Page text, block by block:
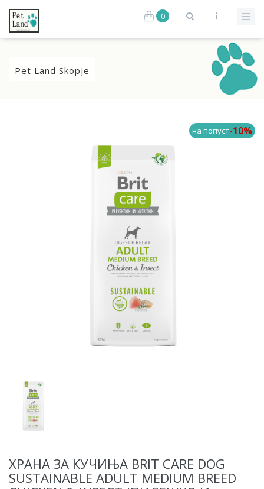
0
Pet Land Skopje
на попуст-10%
ХРАНА ЗА КУЧИЊА BRIT CARE DOG
SUSTAINABLE ADULT MEDIUM BREED